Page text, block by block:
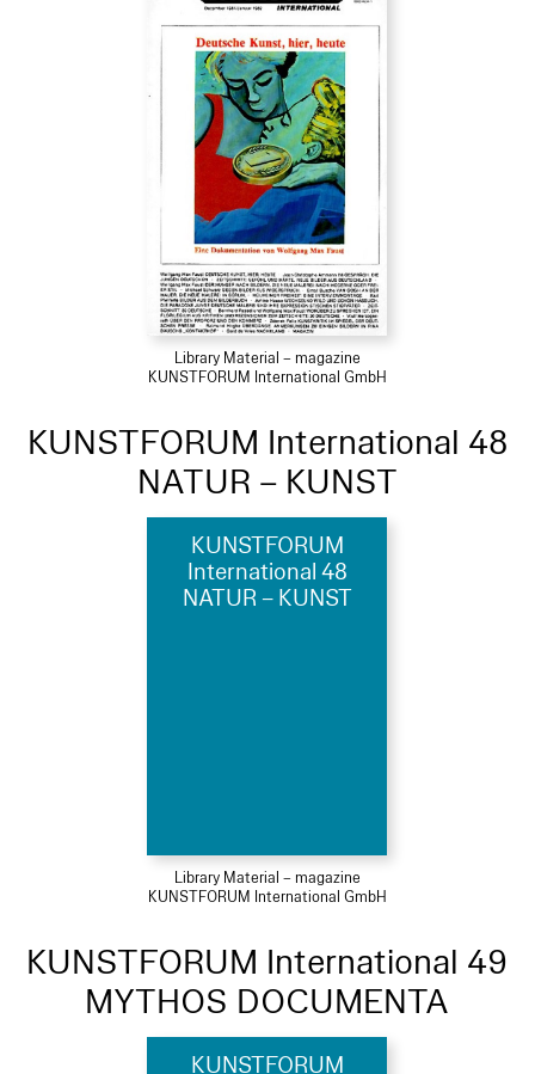
Library Material – magazine
KUNSTFORUM International GmbH
KUNSTFORUM International 48
NATUR – KUNST
KUNSTFORUM
International 48
NATUR – KUNST
Library Material – magazine
KUNSTFORUM International GmbH
KUNSTFORUM International 49
MYTHOS DOCUMENTA
KUNSTFORUM